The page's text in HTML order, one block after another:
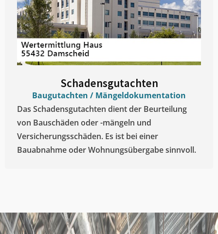
Schadensgutachten
Baugutachten / Mängeldokumentation
Das Schadensgutachten dient der Beurteilung
von Bauschäden oder -mängeln und
Versicherungsschäden. Es ist bei einer
Bauabnahme oder Wohnungsübergabe sinnvoll.